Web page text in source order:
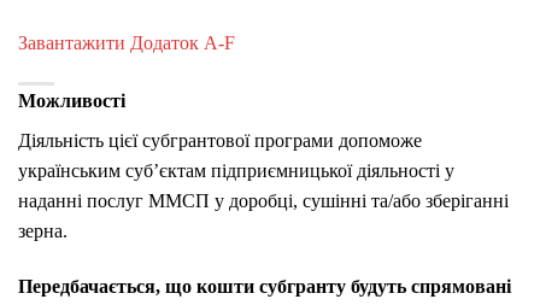
Завантажити Додаток А-F
Можливості
Діяльність цієї субгрантової програми допоможе
українським суб’єктам підприємницької діяльності у
наданні послуг ММСП у доробці, сушінні та/або зберіганні
зерна.
Передбачається, що кошти субгранту будуть спрямовані